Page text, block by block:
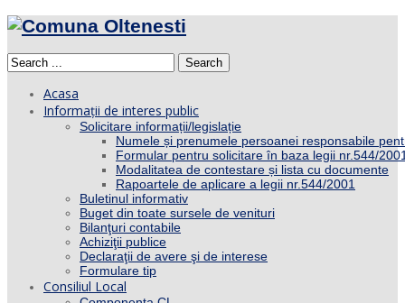
Search
Acasa
Informații de interes public
Solicitare informații/legislație
Numele și prenumele persoanei responsabile
Formular pentru solicitare în baza legii nr.544/
Modalitatea de contestare și lista cu documente
Rapoartele de aplicare a legii nr.544/2001
Buletinul informativ
Buget din toate sursele de venituri
Bilanţuri contabile
Achiziţii publice
Declaraţii de avere şi de interese
Formulare tip
Consiliul Local